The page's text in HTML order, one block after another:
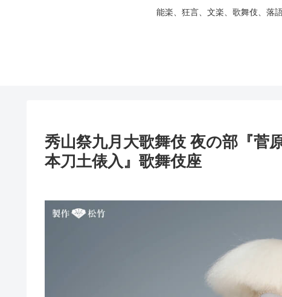
能楽、狂言、文楽、歌舞伎、落
秀山祭九月大歌舞伎 夜の部『菅
本刀土俵入』歌舞伎座